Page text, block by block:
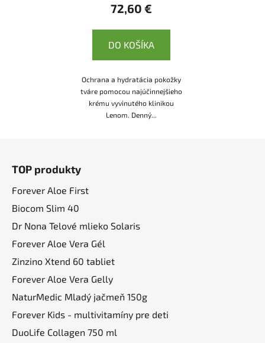
72,60 €
DO KOŠÍKA
Ochrana a hydratácia pokožky
tváre pomocou najúčinnejšieho
krému vyvinutého klinikou
Lenom. Denný...
TOP produkty
Forever Aloe First
Biocom Slim 40
Dr Nona Telové mlieko Solaris
Forever Aloe Vera Gél
Zinzino Xtend 60 tabliet
Forever Aloe Vera Gelly
NaturMedic Mladý jačmeň 150g
Forever Kids - multivitamíny pre deti
DuoLife Collagen 750 ml